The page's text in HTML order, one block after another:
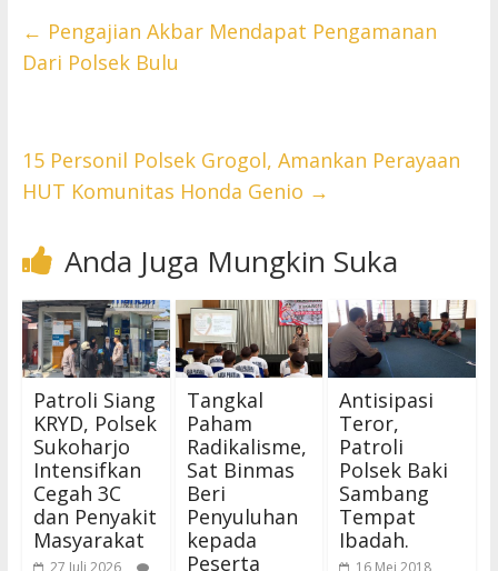
← Pengajian Akbar Mendapat Pengamanan
Dari Polsek Bulu
15 Personil Polsek Grogol, Amankan Perayaan
HUT Komunitas Honda Genio →
Anda Juga Mungkin Suka
Patroli Siang
KRYD, Polsek
Sukoharjo
Intensifkan
Cegah 3C
dan Penyakit
Masyarakat
27 Juli 2026
Tangkal
Paham
Radikalisme,
Sat Binmas
Beri
Penyuluhan
kepada
Peserta
Antisipasi
Teror,
Patroli
Polsek Baki
Sambang
Tempat
Ibadah.
16 Mei 2018